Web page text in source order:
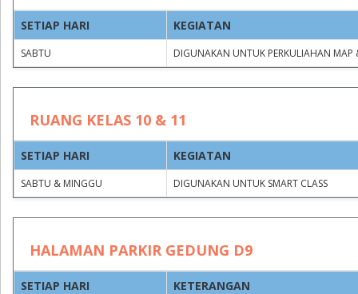
Group by Clear filters
TIMESTAMP
JAM
SETIAP HARI KEGIATAN
SABTU DIGUNAKAN UNTUK PERKULIAHAN MAP
RUANG KELAS 10 & 11
SETIAP HARI KEGIATAN
SABTU & MINGGU DIGUNAKAN UNTUK SMART CLASS
HALAMAN PARKIR GEDUNG D9
SETIAP HARI KETERANGAN